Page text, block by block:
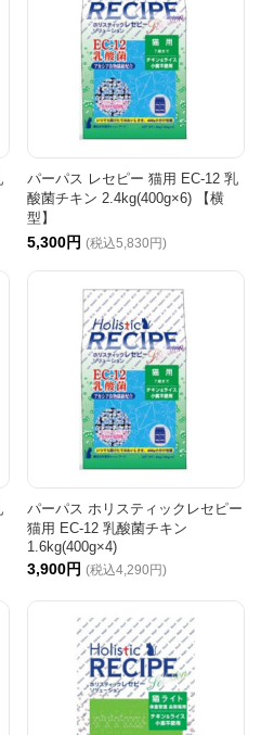
パーパス レセピー 猫用 EC-12 乳
酸菌チキン 2.4kg(400g×6) 【横
型】
5,300円 (税込5,830円)
パーパス ホリスティックレセピー
猫用 EC-12 乳酸菌チキン
1.6kg(400g×4)
3,900円 (税込4,290円)